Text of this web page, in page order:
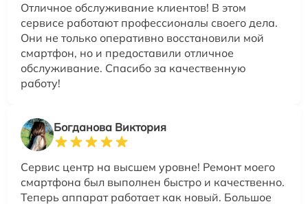
Отличное обслуживание клиентов! В этом
сервисе работают профессионалы своего дела.
Они не только оперативно восстановили мой
смартфон, но и предоставили отличное
обслуживание. Спасибо за качественную
работу!
Богданова Виктория
Сервис центр на высшем уровне! Ремонт моего
смартфона был выполнен быстро и качественно.
Теперь аппарат работает как новый. Большое